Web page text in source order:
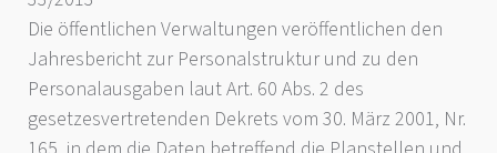
Die öffentlichen Verwaltungen veröffentlichen den
Jahresbericht zur Personalstruktur und zu den
Personalausgaben laut Art. 60 Abs. 2 des
gesetzesvertretenden Dekrets vom 30. März 2001, Nr.